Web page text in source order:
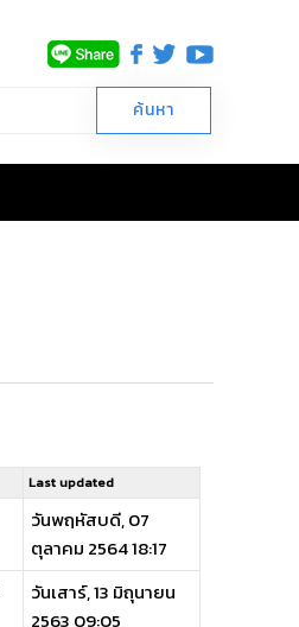
Last updated
วันพฤหัสบดี, 07
ตุลาคม 2564 18:17
วันเสาร์, 13 มิถุนายน
2563 09:05